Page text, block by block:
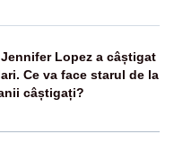
Lopez a câștigat
Ce va face starul de la
câștigați?